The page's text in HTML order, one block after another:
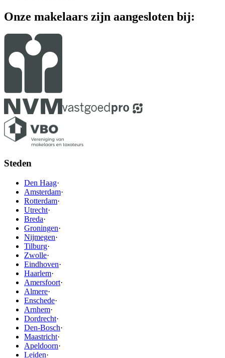
Onze makelaars zijn aangesloten bij:
Steden
Den Haag·
Amsterdam·
Rotterdam·
Utrecht·
Breda·
Groningen·
Nijmegen·
Tilburg·
Zwolle·
Eindhoven·
Haarlem·
Amersfoort·
Almere·
Enschede·
Arnhem·
Dordrecht·
Den-Bosch·
Maastricht·
Apeldoorn·
Leiden·